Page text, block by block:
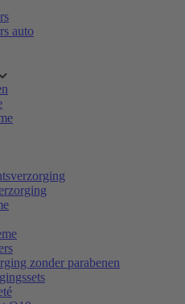
auto
zonder parabenen